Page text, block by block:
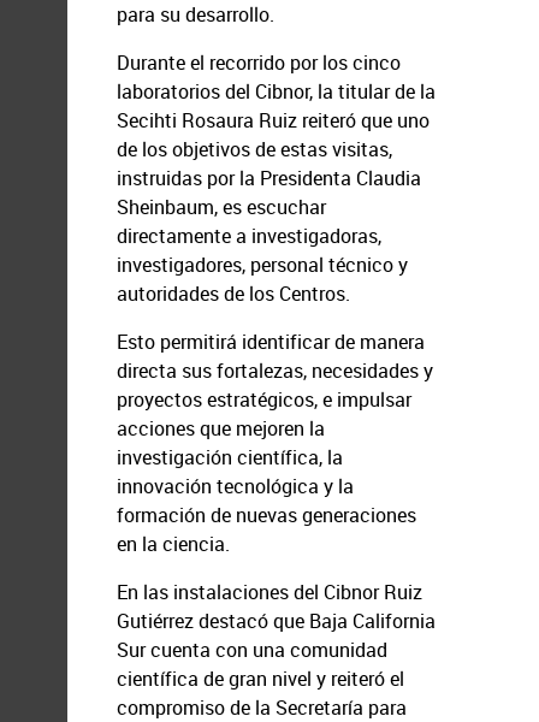
para su desarrollo.
Durante el recorrido por los cinco
laboratorios del Cibnor, la titular de la
Secihti Rosaura Ruiz reiteró que uno
de los objetivos de estas visitas,
instruidas por la Presidenta Claudia
Sheinbaum, es escuchar
directamente a investigadoras,
investigadores, personal técnico y
autoridades de los Centros.
Esto permitirá identificar de manera
directa sus fortalezas, necesidades y
proyectos estratégicos, e impulsar
acciones que mejoren la
investigación científica, la
innovación tecnológica y la
formación de nuevas generaciones
en la ciencia.
En las instalaciones del Cibnor Ruiz
Gutiérrez destacó que Baja California
Sur cuenta con una comunidad
científica de gran nivel y reiteró el
compromiso de la Secretaría para